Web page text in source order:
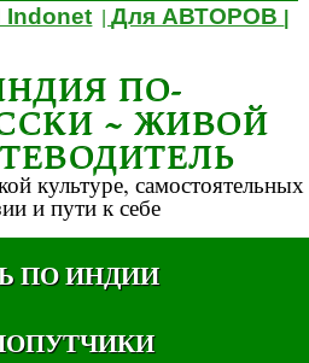
|Для АВТОРОВ
ПО-
~ ЖИВОЙ
культуре, самостоятельных
и пути к себе
ПО ИНДИИ